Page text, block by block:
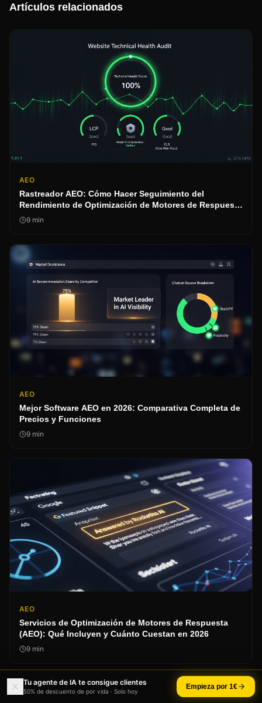
Artículos relacionados
AEO
Rastreador AEO: Cómo Hacer Seguimiento del
Rendimiento de Optimización de Motores de Respuesta
en 2026
9 min
AEO
Mejor Software AEO en 2026: Comparativa Completa de
Precios y Funciones
9 min
AEO
Servicios de Optimización de Motores de Respuesta
(AEO): Qué Incluyen y Cuánto Cuestan en 2026
9 min
Tu agente de IA te consigue clientes
50% de descuento de por vida · Solo hoy
Empieza por 1€